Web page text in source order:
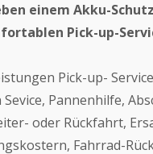
einem Akku-
Pick-up-
Pick-up- Service
Pannenhilfe,
oder Rückfahrt,
Fahrrad-